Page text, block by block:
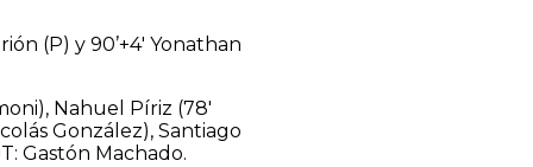
(P) y 90’+4′ Yonathan
Nahuel Píriz (78′
González), Santiago
Gastón Machado.